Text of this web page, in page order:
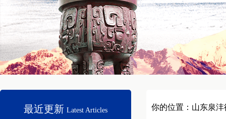
最近更新 Latest Articles 你的位置： 山东泉